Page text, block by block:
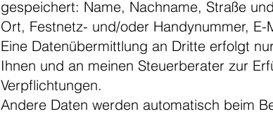
gespeichert: Name, Nachname, Straße
Ort, Festnetz- und/oder Handynummer,
Eine Datenübermittlung an Dritte erfolgt
Ihnen und an meinen Steuerberater zur
Verpflichtungen.
Andere Daten werden automatisch beim